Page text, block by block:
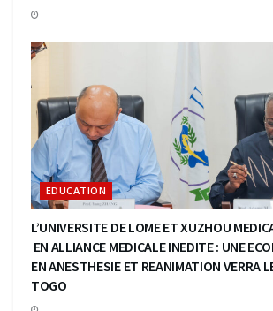
EDUCATION
L’UNIVERSITE DE LOME ET XUZHOU
EN ALLIANCE MEDICALE INEDITE : UNE
EN ANESTHESIE ET REANIMATION VERRA
TOGO